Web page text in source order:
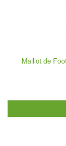
Maillot de